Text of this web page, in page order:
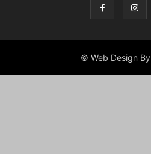
© Web Design